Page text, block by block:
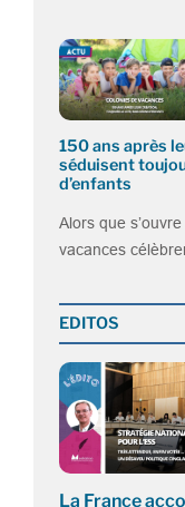
150 ans après
séduisent
d’enfants
Alors que
vacances
EDITOS
La France